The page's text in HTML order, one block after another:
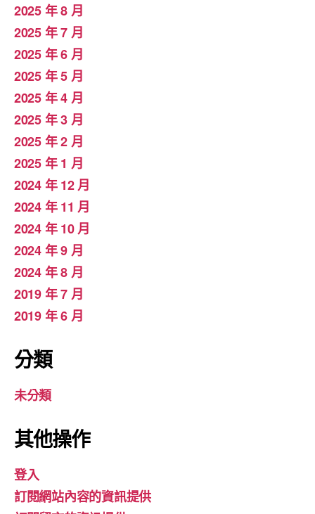
2025 年 8 月
2025 年 7 月
2025 年 6 月
2025 年 5 月
2025 年 4 月
2025 年 3 月
2025 年 2 月
2025 年 1 月
2024 年 12 月
2024 年 11 月
2024 年 10 月
2024 年 9 月
2024 年 8 月
2019 年 7 月
2019 年 6 月
分類
未分類
其他操作
登入
訂閱網站內容的資訊提供